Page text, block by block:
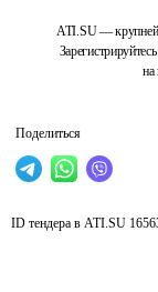
ATI.SU —
на
Поделиться
ID тендера в ATI.SU